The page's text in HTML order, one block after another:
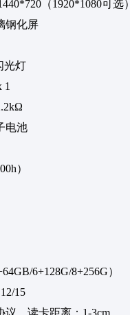
（1920*1080可选）
钢化屏
光灯
1
电池
）
6+128G/8+256G）
15
议，读卡距离：1-3cm